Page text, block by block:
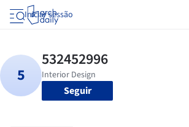
Iniciar sessão
Seguir